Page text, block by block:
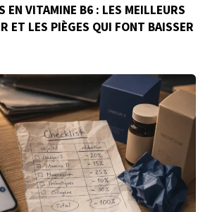
EN VITAMINE B6 : LES MEILLEURS
ET LES PIÈGES QUI FONT BAISSER